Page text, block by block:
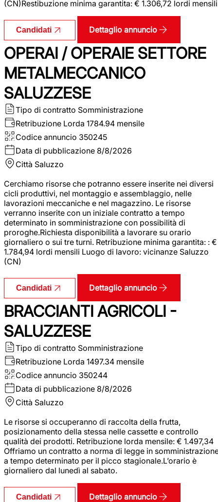
(CN)Restibuzione minima garantita: € 1.306,72 lordi mensili
Candidati Dettaglio annuncio
OPERAI / OPERAIE SETTORE
METALMECCANICO
SALUZZESE
Tipo di contratto Somministrazione
Retribuzione Lorda 1784.94 mensile
Codice annuncio 350245
Data di pubblicazione 8/8/2026
Città Saluzzo
Cerchiamo risorse che potranno essere inserite nei diversi
cicli produttivi, nel montaggio e assemblaggio, nelle
lavorazioni meccaniche e nel magazzino. Le risorse
verranno inserite con un iniziale contratto a tempo
determinato in somministrazione con possibilità di
proroghe.Richiesta disponibilità a lavorare su orario
giornaliero o sui tre turni. Retribuzione minima garantita: : €
1.784,94 lordi mensili Luogo di lavoro: vicinanze Saluzzo
(CN)
Candidati Dettaglio annuncio
BRACCIANTI AGRICOLI -
SALUZZESE
Tipo di contratto Somministrazione
Retribuzione Lorda 1497.34 mensile
Codice annuncio 350244
Data di pubblicazione 8/8/2026
Città Saluzzo
Le risorse si occuperanno di raccolta della frutta,
posizionamento della stessa nelle cassette e controllo
qualità dei prodotti. Retribuzione lorda mensile: € 1.497,34
Offriamo un contratto a norma di legge in
a tempo determinato per il picco stagionale.L’orario è
giornaliero dal lunedì al sabato.
Candidati Dettaglio annuncio